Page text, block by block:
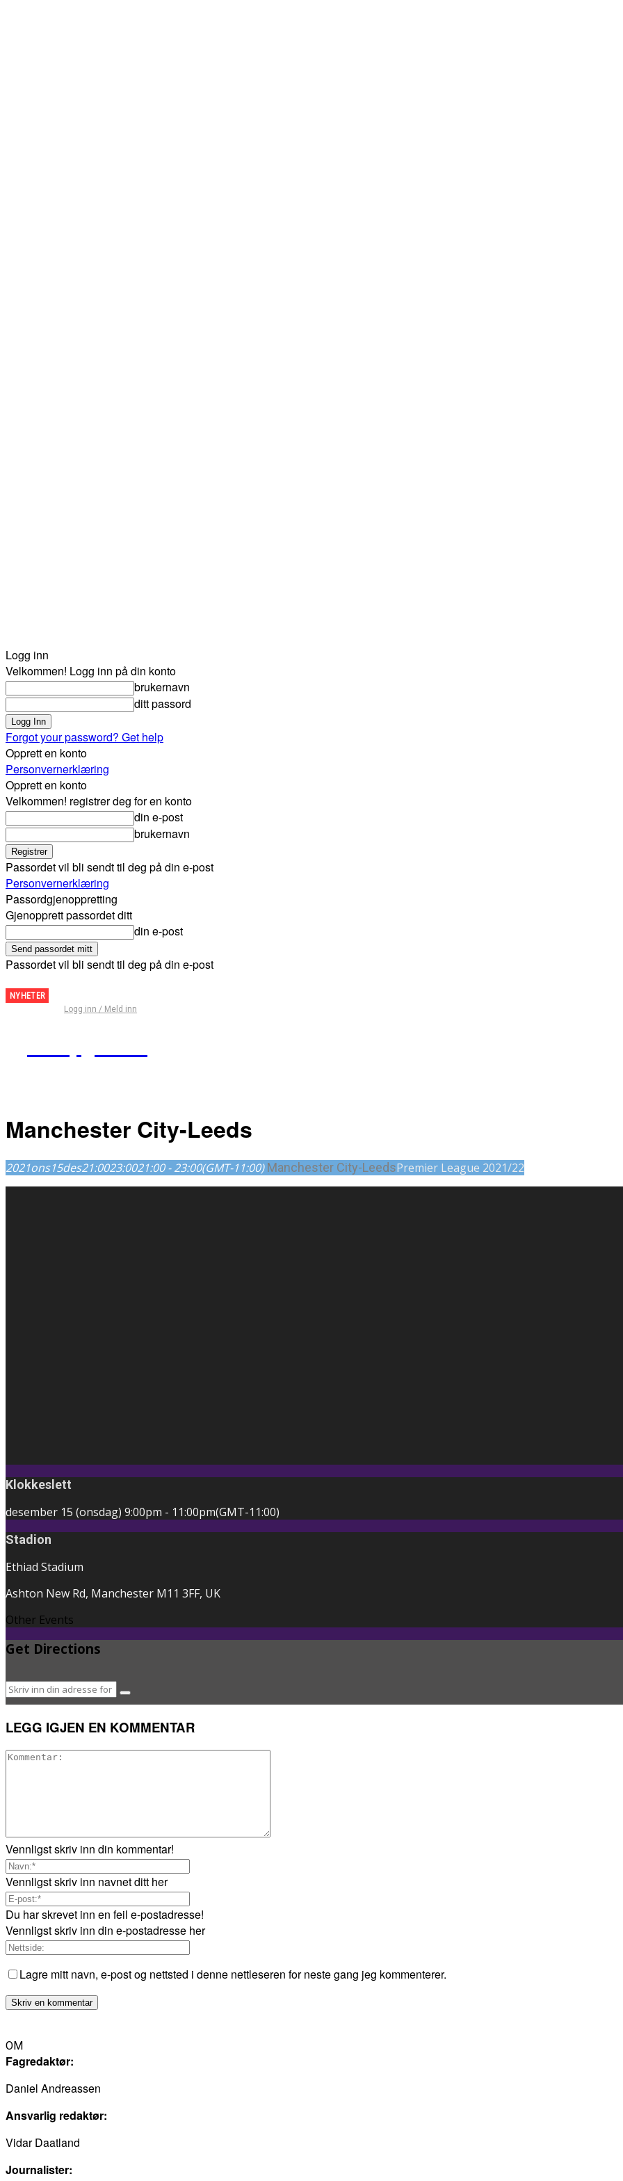
Logg inn
Velkommen! Logg inn på din konto
brukernavn
ditt passord
Forgot your password? Get help
Opprett en konto
Personvernerklæring
Opprett en konto
Velkommen! registrer deg for en konto
din e-post
brukernavn
Passordet vil bli sendt til deg på din e-post
Personvernerklæring
Passordgjenoppretting
Gjenopprett passordet ditt
din e-post
Passordet vil bli sendt til deg på din e-post
NYHETER
Premier
Logg inn / Meld inn
Manchester City-Leeds
2021ons15des21:0023:0021:00 - 23:00(GMT-11:00) Manchester City-LeedsPremier League 2021/22
Klokkeslett
desember 15 (onsdag) 9:00pm - 11:00pm(GMT-11:00)
Stadion
Ethiad Stadium
Ashton New Rd, Manchester M11 3FF, UK
Other Events
Get Directions
LEGG IGJEN EN KOMMENTAR
Vennligst skriv inn din kommentar!
Vennligst skriv inn navnet ditt her
Du har skrevet inn en feil e-postadresse!
Vennligst skriv inn din e-postadresse her
Lagre mitt navn, e-post og nettsted i denne nettleseren for neste gang jeg kommenterer.
OM
Fagredaktør:
Daniel Andreassen
Ansvarlig redaktør:
Vidar Daatland
Journalister: